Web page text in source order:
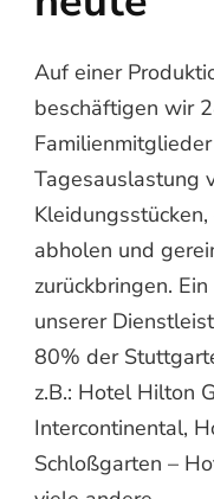
Auf einer
beschäftigen wir
Tagesauslastung
abholen und
zurückbringen.
unserer
80% der
z.B.: Hotel Hilton
Intercontinental,
Schloßgarten –